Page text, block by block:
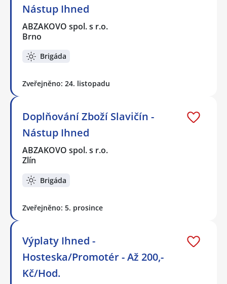
Nástup Ihned
ABZAKOVO spol. s r.o.
Brno
Brigáda
Zveřejněno: 24. listopadu
Doplňování Zboží Slavičín -
Nástup Ihned
ABZAKOVO spol. s r.o.
Zlín
Brigáda
Zveřejněno: 5. prosince
Výplaty Ihned -
Hosteska/Promotér - Až 200,-
Kč/Hod.